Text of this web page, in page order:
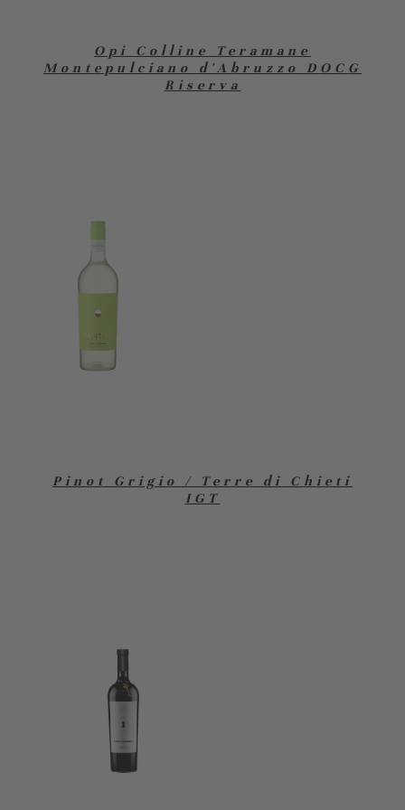
Opi Colline Teramane
Montepulciano d'Abruzzo DOCG
Riserva
Pinot Grigio / Terre di Chieti
IGT